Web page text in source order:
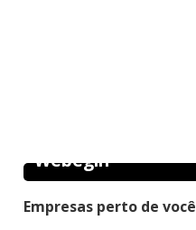
Webegin
Empresas perto de você